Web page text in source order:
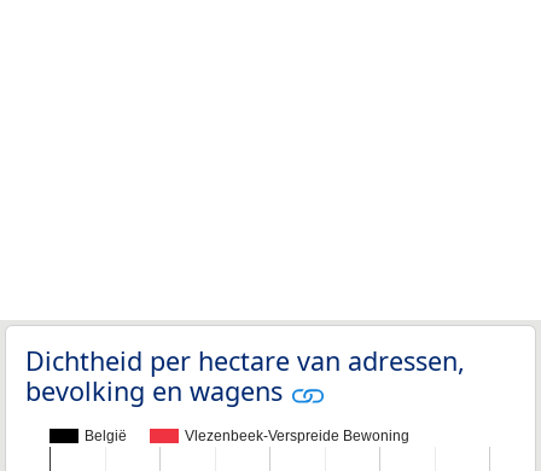
Dichtheid per hectare van adressen,
bevolking en wagens
België Vlezenbeek-Verspreide Bewoning